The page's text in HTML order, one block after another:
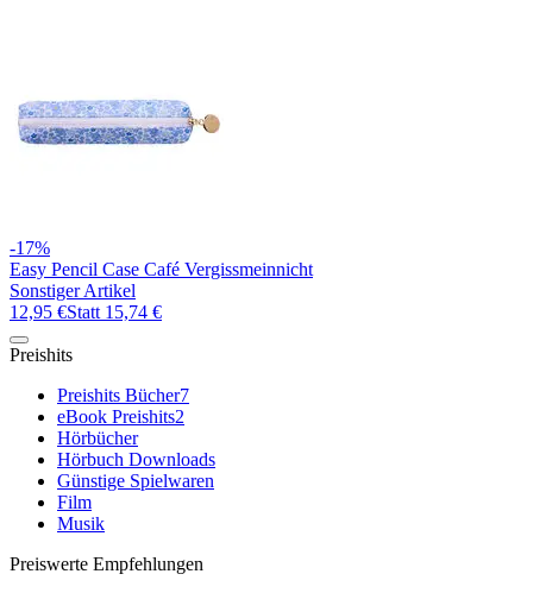
-17%
Easy Pencil Case Café Vergissmeinnicht
Sonstiger Artikel
12,95 €Statt 15,74 €
Preishits
Preishits Bücher7
eBook Preishits2
Hörbücher
Hörbuch Downloads
Günstige Spielwaren
Film
Musik
Preiswerte Empfehlungen